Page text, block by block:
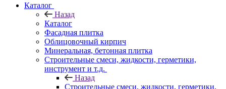
Каталог
Назад
Каталог
Фасадная плитка
Облицовочный кирпич
Минеральная, бетонная плитка
Строительные смеси, жидкости, герметики,
инструмент и т.д.
Назад
Строительные смеси, жидкости, герметики,